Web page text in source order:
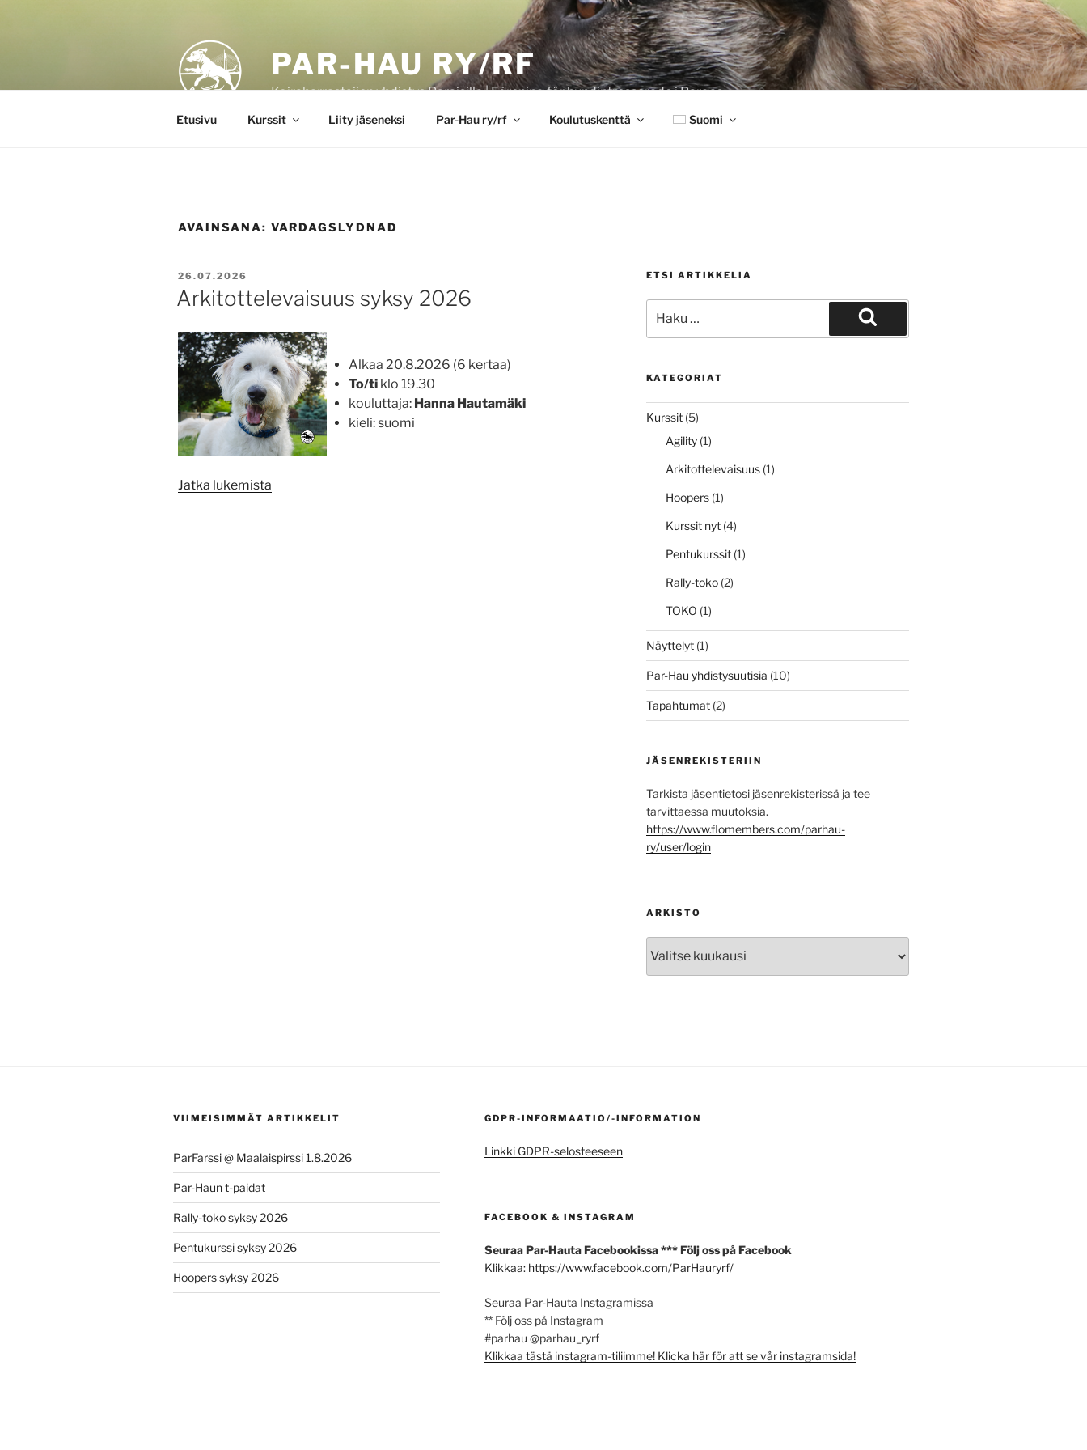
PAR-HAU RY/RF
Koiraharrastajien yhdistys Paraisilla | Förening för hundintresserade i Pargas
Etusivu Kurssit Liity jäseneksi Par-Hau ry/rf Koulutuskenttä Suomi
AVAINSANA: VARDAGSLYDNAD
JULKAISTU
26.07.2026
Arkitottelevaisuus syksy 2026
Alkaa 20.8.2026 (6 kertaa)
To/tiklo 19.30
kouluttaja: Hanna Hautamäki
kieli: suomi
Jatka lukemista
ETSI ARTIKKELIA
Haku
KATEGORIAT
Kurssit(5)
Agility(1)
Arkitottelevaisuus(1)
Hoopers(1)
Kurssit nyt(4)
Pentukurssit(1)
Rally-toko(2)
TOKO (1)
Näyttelyt(1)
Par-Hau yhdistysuutisia (10)
Tapahtumat(2)
JÄSENREKISTERIIN
Tarkista jäsentietosi jäsenrekisterissä ja tee
tarvittaessa muutoksia.
https://www.flomembers.com/parhau-
ry/user/login
ARKISTO
VIIMEISIMMÄT ARTIKKELIT
ParFarssi @ Maalaispirssi 1.8.2026
Par-Haun t-paidat
Rally-toko syksy 2026
Pentukurssi syksy 2026
Hoopers syksy 2026
GDPR-INFORMAATIO/-INFORMATION
Linkki GDPR-selosteeseen
FACEBOOK & INSTAGRAM
Seuraa Par-Hauta Facebookissa *** Följ oss på Facebook
Klikkaa: https://www.facebook.com/ParHauryrf/
Seuraa Par-Hauta Instagramissa
** Följ oss på Instagram
#parhau @parhau_ryrf
Klikkaa tästä instagram-tiliimme! Klicka här för att se vår instagramsida!